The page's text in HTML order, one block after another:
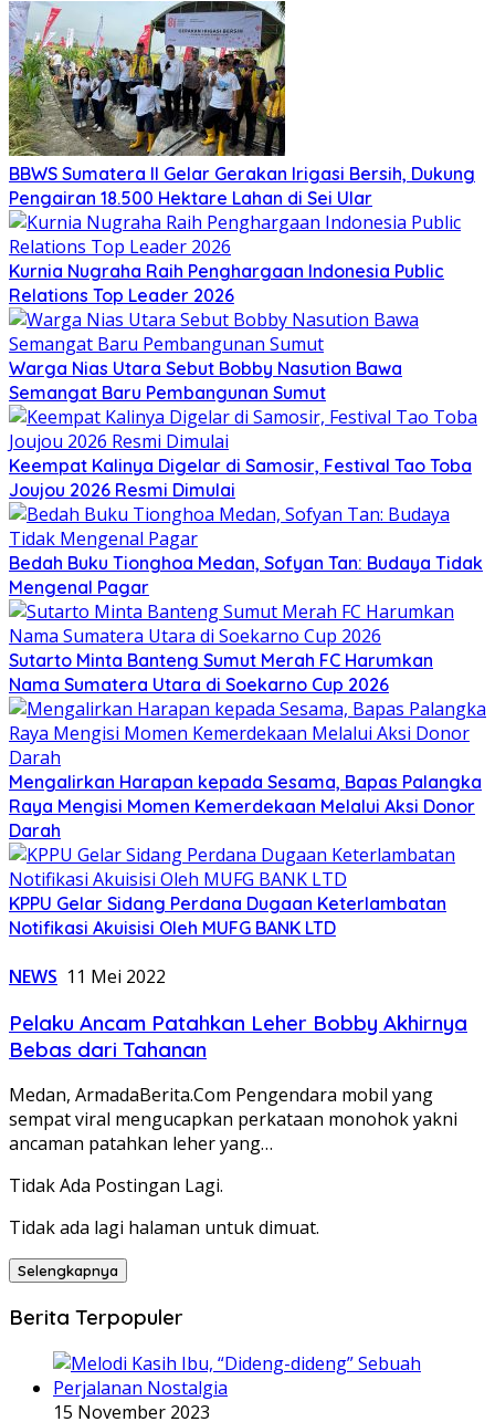
BBWS Sumatera II Gelar Gerakan Irigasi Bersih, Dukung
Pengairan 18.500 Hektare Lahan di Sei Ular
Kurnia Nugraha Raih Penghargaan Indonesia Public
Relations Top Leader 2026
Warga Nias Utara Sebut Bobby Nasution Bawa
Semangat Baru Pembangunan Sumut
Keempat Kalinya Digelar di Samosir, Festival Tao Toba
Joujou 2026 Resmi Dimulai
Bedah Buku Tionghoa Medan, Sofyan Tan: Budaya Tidak
Mengenal Pagar
Sutarto Minta Banteng Sumut Merah FC Harumkan
Nama Sumatera Utara di Soekarno Cup 2026
Mengalirkan Harapan kepada Sesama, Bapas Palangka
Raya Mengisi Momen Kemerdekaan Melalui Aksi Donor
Darah
KPPU Gelar Sidang Perdana Dugaan Keterlambatan
Notifikasi Akuisisi Oleh MUFG BANK LTD
NEWS 11 Mei 2022
Pelaku Ancam Patahkan Leher Bobby Akhirnya
Bebas dari Tahanan
Medan, ArmadaBerita.Com Pengendara mobil yang
sempat viral mengucapkan perkataan monohok yakni
ancaman patahkan leher yang…
Tidak Ada Postingan Lagi.
Tidak ada lagi halaman untuk dimuat.
Selengkapnya
Berita Terpopuler
15 November 2023